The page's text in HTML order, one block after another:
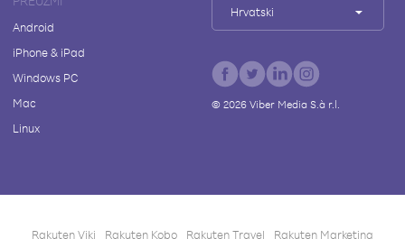
Android
iPhone & iPad
Windows PC
Mac
Linux
Hrvatski
© 2026Viber Media S.à r.l.
Rakuten Viki Rakuten Kobo Rakuten Travel Rakuten Marketing